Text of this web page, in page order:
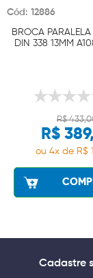
Cód: 12886
BROCA
DIN 338 13MM
R$
R$
ou 4x de R$
Cadastre